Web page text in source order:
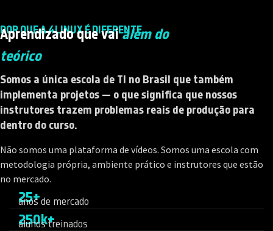
POR QUE A 4LINUX É DIFERENTE
Aprendizado que vaialém do
teórico
Somos a única escola de TI no Brasil que também
implementa projetos — o que significa que nossos
instrutores trazem problemas reais de produção para
dentro do curso.
Não somos uma plataforma de vídeos. Somos uma escola com
metodologia própria, ambiente prático e instrutores que estão
no mercado.
25+
anos de mercado
250k+
alunos treinados